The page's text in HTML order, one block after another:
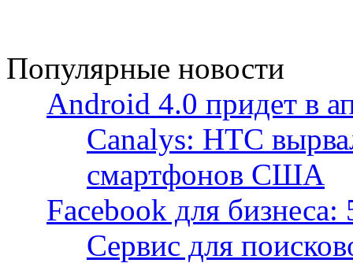
Популярные новости
Android 4.0 придет в
Canalys: HTC
смартфонов США
Facebook для бизнеса:
Сервис для